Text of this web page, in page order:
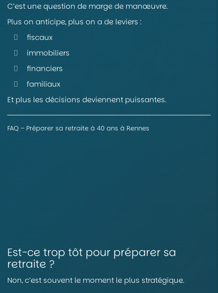
C’est une question de marge de manœuvre.
Plus on anticipe, plus on a de leviers :
fiscaux
immobiliers
financiers
familiaux
Et plus les décisions deviennent puissantes.
FAQ – Préparer sa retraite à 40 ans à Rennes
Est-ce trop tôt pour préparer sa
retraite ?
Non, c’est souvent le moment le plus stratégique.